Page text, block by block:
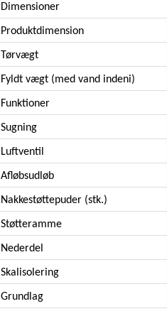
Dimensioner
Produktdimension
Tørvægt
Fyldt vægt (med vand indeni)
Funktioner
Sugning
Luftventil
Afløbsudløb
Nakkestøttepuder (stk.)
Støtteramme
Nederdel
Skalisolering
Grundlag